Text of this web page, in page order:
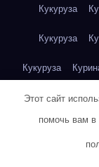
Кукуруза
Кукуруза
Кукуруза
Куриная
Этот сайт
помочь вам в